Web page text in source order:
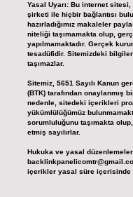
Yasal Uyarı: Bu internet
şirketi ile hiçbir bağlantısı
hazırladığımız makaleler
niteliği taşımamakta olup,
yapılmamaktadır. Gerçek
tesadüfidir. Sitemizdeki
taşımazlar.
Sitemiz, 5651 Sayılı Kanun
(BTK) tarafından onaylanmış
nedenle, sitedeki içerikleri
yükümlülüğümüz
sorumluluğunu taşımakta
etmiş sayılırlar.
Hukuka ve yasal
içerikler yasal süre içerisinde